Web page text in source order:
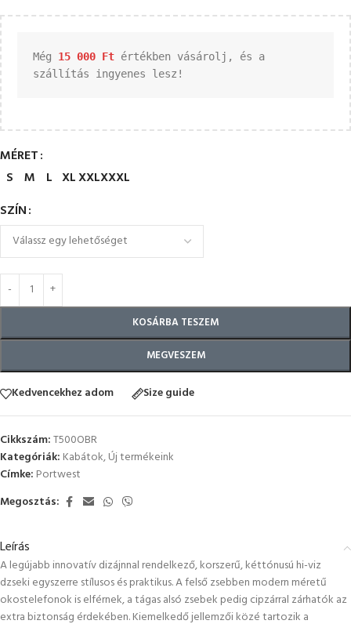
Még 15 000 Ft értékben vásárolj, és a
szállítás ingyenes lesz!
MÉRET
S M L XLXXLXXXL
SZÍN
KOSÁRBA TESZEM
MEGVESZEM
Kedvencekhez adom Size guide
Cikkszám:T500OBR
Kategóriák: Kabátok,Új termékeink
Címke: Portwest
Megosztás:
Leírás
A legújabb innovatív dizájnnal rendelkező, korszerű, kéttónusú hi-viz
dzseki egyszerre stílusos és praktikus. A felső zsebben modern méretű
okostelefonok is elférnek, a tágas alsó zsebek pedig cipzárral zárhatók az
extra biztonság érdekében. Kiemelkedő jellemzői közé tartozik a